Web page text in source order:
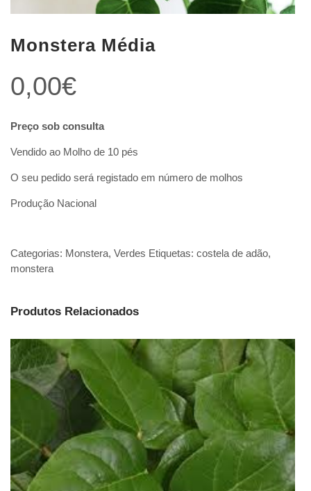
Monstera Média
0,00€
Preço sob consulta
Vendido ao Molho de 10 pés
O seu pedido será registado em número de molhos
Produção Nacional
Categorias: Monstera, Verdes Etiquetas: costela de adão,
monstera
Produtos Relacionados